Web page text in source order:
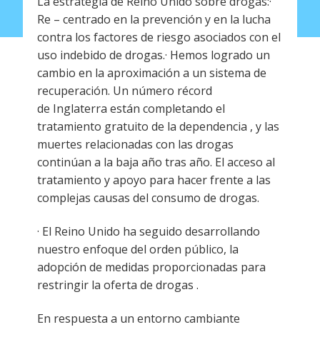
Re – centrado en la prevención y en la lucha
contra los factores de riesgo asociados con el
uso indebido de drogas.· Hemos logrado un
cambio en la aproximación a un sistema de
recuperación. Un número récord
de Inglaterra están completando el
tratamiento gratuito de la dependencia , y las
muertes relacionadas con las drogas
continúan a la baja año tras año. El acceso al
tratamiento y apoyo para hacer frente a las
complejas causas del consumo de drogas.
· El Reino Unido ha seguido desarrollando
nuestro enfoque del orden público, la
adopción de medidas proporcionadas para
restringir la oferta de drogas .
En respuesta a un entorno cambiante